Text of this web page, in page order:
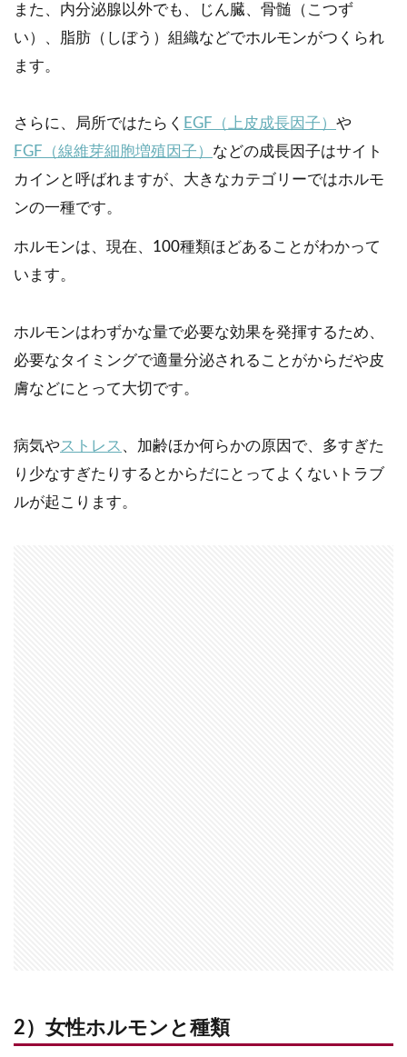
また、内分泌腺以外でも、じん臓、骨髄（こつず
い）、脂肪（しぼう）組織などでホルモンがつくられ
ます。
さらに、局所ではたらく EGF（上皮成長因子） や
FGF（線維芽細胞増殖因子） などの成長因子はサイト
カインと呼ばれますが、大きなカテゴリーではホルモ
ンの一種です。
ホルモンは、現在、100種類ほどあることがわかって
います。
ホルモンはわずかな量で必要な効果を発揮するため、
必要なタイミングで適量分泌されることがからだや皮
膚などにとって大切です。
病気やストレス 、加齢ほか何らかの原因で、多すぎた
り少なすぎたりするとからだにとってよくないトラブ
ルが起こります。
2）女性ホルモンと種類